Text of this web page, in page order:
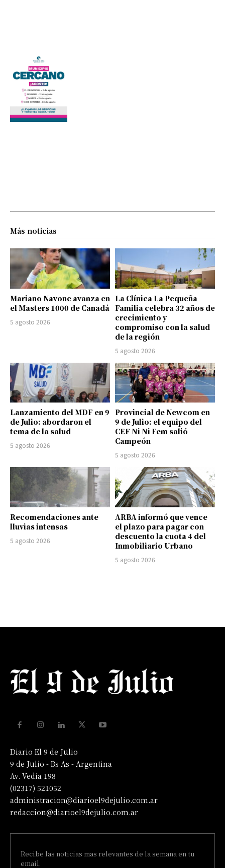
Más noticias
Mariano Navone avanza en
el Masters 1000 de Canadá
5 agosto 2026
La Clínica La Pequeña
Familia celebra 32 años de
crecimiento y
compromiso con la salud
de la región
5 agosto 2026
Lanzamiento del MDF en 9
de Julio: abordaron el
tema de la salud
5 agosto 2026
Provincial de Newcom en
9 de Julio: el equipo del
CEF Ni Ni Fem salió
Campeón
5 agosto 2026
Recomendaciones ante
lluvias intensas
5 agosto 2026
ARBA informó que vence
el plazo para pagar con
descuento la cuota 4 del
Inmobiliario Urbano
5 agosto 2026
Diario El 9 de Julio
9 de Julio - Bs As - Argentina
Av. Vedia 198
(02317) 521052
administracion@diarioel9dejulio.com.ar
redaccion@diarioel9dejulio.com.ar
Recibe las noticias mas relevantes de la semana en tu
email.